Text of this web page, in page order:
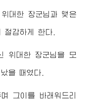
위대한 장군님 과 맺은
절감하게 한다.
위대한 장군님을 모
을 때였다.
그이를 바래워드리